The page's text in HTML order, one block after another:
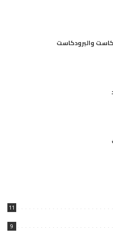
والبرودكاست
11
9